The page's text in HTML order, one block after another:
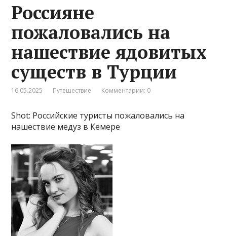
Россияне
пожаловались на
нашествие ядовитых
существ в Турции
16.05.2025 Путешествие Комментарии: 0
Shot: Российские туристы пожаловались на
нашествие медуз в Кемере